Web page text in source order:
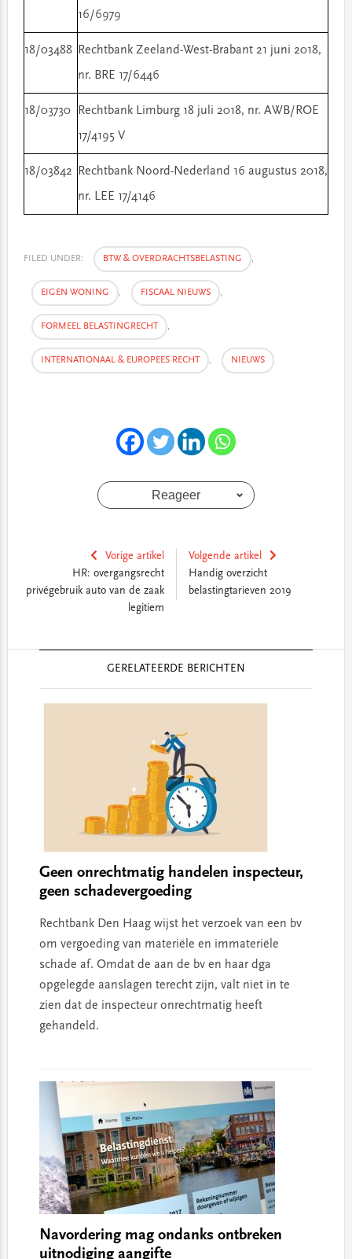
16/6979
18/03488
Rechtbank Zeeland-West-Brabant 21 juni 2018,
nr. BRE 17/6446
18/03730
Rechtbank Limburg 18 juli 2018, nr. AWB/ROE
17/4195 V
18/03842
Rechtbank Noord-Nederland 16 augustus 2018,
nr. LEE 17/4146
FILED UNDER: BTW & OVERDRACHTSBELASTING ,
EIGEN WONING , FISCAAL NIEUWS ,
FORMEEL BELASTINGRECHT ,
INTERNATIONAAL & EUROPEES RECHT , NIEUWS
Reageer
Vorige artikel
HR: overgangsrecht
privégebruik auto van de zaak
legitiem
Volgende artikel
Handig overzicht
belastingtarieven 2019
GERELATEERDE BERICHTEN
Geen onrechtmatig handelen inspecteur,
geen schadevergoeding
Rechtbank Den Haag wijst het verzoek van een bv
om vergoeding van materiële en immateriële
schade af. Omdat de aan de bv en haar dga
opgelegde aanslagen terecht zijn, valt niet in te
zien dat de inspecteur onrechtmatig heeft
gehandeld.
Navordering mag ondanks ontbreken
uitnodiging aangifte